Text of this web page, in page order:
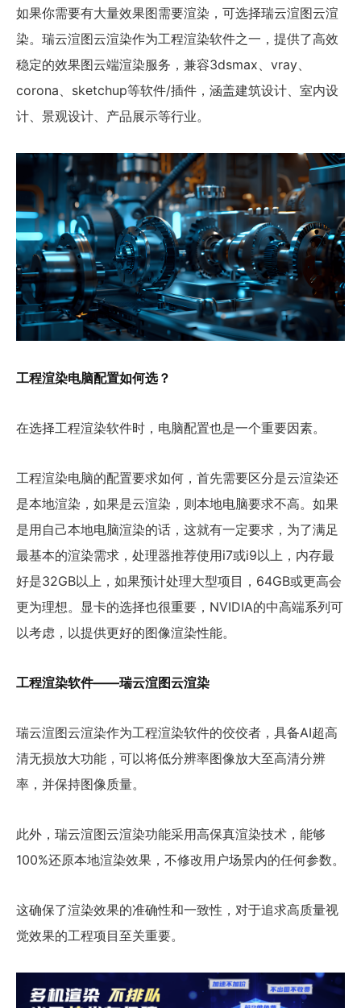
如果你需要有大量效果图需要渲染，可选择瑞云渲图云渲
染。瑞云渲图云渲染作为工程渲染软件之一，提供了高效
稳定的效果图云端渲染服务，兼容3dsmax、vray、
corona、sketchup等软件/插件，涵盖建筑设计、室内设
计、景观设计、产品展示等行业。
工程渲染电脑配置如何选？
在选择工程渲染软件时，电脑配置也是一个重要因素。
工程渲染电脑的配置要求如何，首先需要区分是云渲染还
是本地渲染，如果是云渲染，则本地电脑要求不高。如果
是用自己本地电脑渲染的话，这就有一定要求，为了满足
最基本的渲染需求，处理器推荐使用i7或i9以上，内存最
好是32GB以上，如果预计处理大型项目，64GB或更高会
更为理想。显卡的选择也很重要，NVIDIA的中高端系列可
以考虑，以提供更好的图像渲染性能。
工程渲染软件——瑞云渲图云渲染
瑞云渲图云渲染作为工程渲染软件的佼佼者，具备AI超高
清无损放大功能，可以将低分辨率图像放大至高清分辨
率，并保持图像质量。
此外，瑞云渲图云渲染功能采用高保真渲染技术，能够
100%还原本地渲染效果，不修改用户场景内的任何参数。
这确保了渲染效果的准确性和一致性，对于追求高质量视
觉效果的工程项目至关重要。